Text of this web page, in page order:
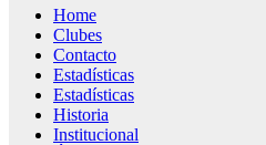
Home
Clubes
Contacto
Estadísticas
Estadísticas
Historia
Institucional